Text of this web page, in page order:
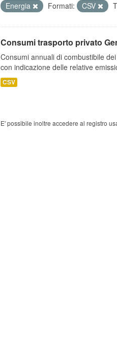
Energia
Formati: CSV
Consumi trasporto privato
Consumi annuali di combustibile
con indicazione delle relative
CSV
E' possibile inoltre accedere al registro